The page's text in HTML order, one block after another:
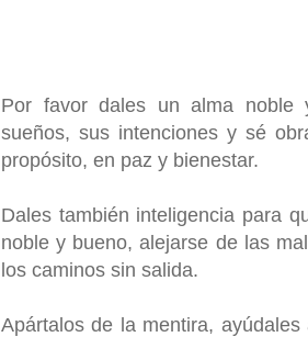
Por favor dales un alma noble
sueños, sus intenciones y sé
propósito, en paz y bienestar.
Dales también inteligencia para
noble y bueno, alejarse de las
los caminos sin salida.
Apártalos de la mentira,